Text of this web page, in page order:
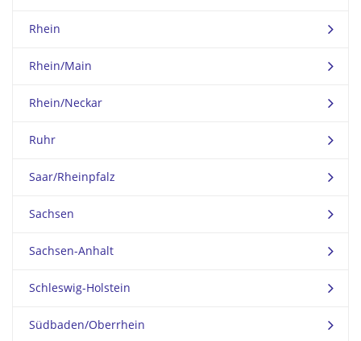
Rhein
Rhein/Main
Rhein/Neckar
Ruhr
Saar/Rheinpfalz
Sachsen
Sachsen-Anhalt
Schleswig-Holstein
Südbaden/Oberrhein